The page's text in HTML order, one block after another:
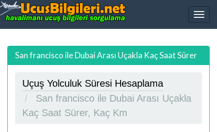
San francisco ile Dubai Arası Uçakla Kaç Saat Sürer
Uçuş Yolculuk Süresi Hesaplama
San francisco ile Dubai Arası Uçakla
Kaç Saat Sürer, Kaç Km